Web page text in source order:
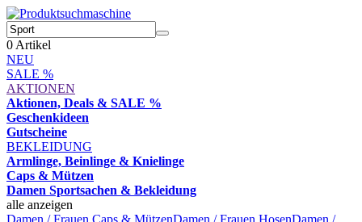
0 Artikel
NEU
SALE %
AKTIONEN
Aktionen, Deals & SALE %
Geschenkideen
Gutscheine
BEKLEIDUNG
Armlinge, Beinlinge & Knielinge
Caps & Mützen
Damen Sportsachen & Bekleidung
alle anzeigen
Damen / Frauen Caps & MützenDamen / Frauen HosenDamen /